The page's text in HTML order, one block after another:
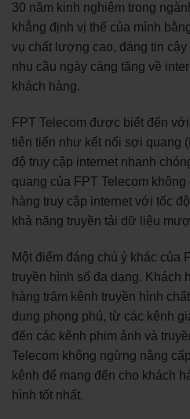
30 năm kinh nghiệm trong
khẳng định vị thế của mình
vụ chất lượng cao, đáng tin
nhu cầu ngày càng tăng về
khách hàng.
FPT Telecom được biết đến
tiên tiến như kết nối sợi quang
độ truy cập internet nhanh
quang của FPT Telecom
hàng truy cập internet với tốc
khả năng truyền tải dữ liệu
Một điểm đáng chú ý khác của
truyền hình số đa dạng. Khách
hàng trăm kênh truyền hình
dung phong phú, từ các kênh
đến các kênh phim ảnh và
Telecom không ngừng nâng
kênh để mang đến cho khách
hình tốt nhất.